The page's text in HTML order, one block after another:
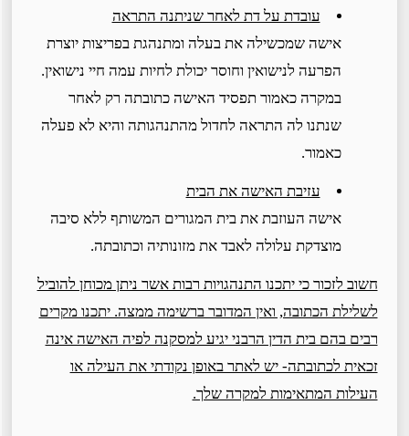
עובדת על דת לאחר שניתנה התראה
אישה שמכשילה את בעלה ומתנהגת בפריצות יוצרת
הפרעה לנישואין וחוסר יכולת לחיות עמה חיי נישואין.
במקרה כאמור תפסיד האישה כתובתה רק לאחר
שנתנו לה התראה לחדול מהתנהגותה והיא לא פעלה
כאמור.
עזיבת האישה את הבית
אישה העוזבת את בית המגורים המשותף ללא סיבה
מוצדקת עלולה לאבד את מזונותיה וכתובתה.
חשוב לזכור כי יתכנו התנהגויות רבות אשר ניתן מכוחן להוביל
לשלילת הכתובה, ואין המדובר ברשימה ממצה. יתכנו מקרים
רבים בהם בית הדין הרבני יגיע למסקנה לפיה האישה אינה
זכאית לכתובתה- יש לאתר באופן נקודתי את העילה או
העילות המתאימות למקרה שלך.